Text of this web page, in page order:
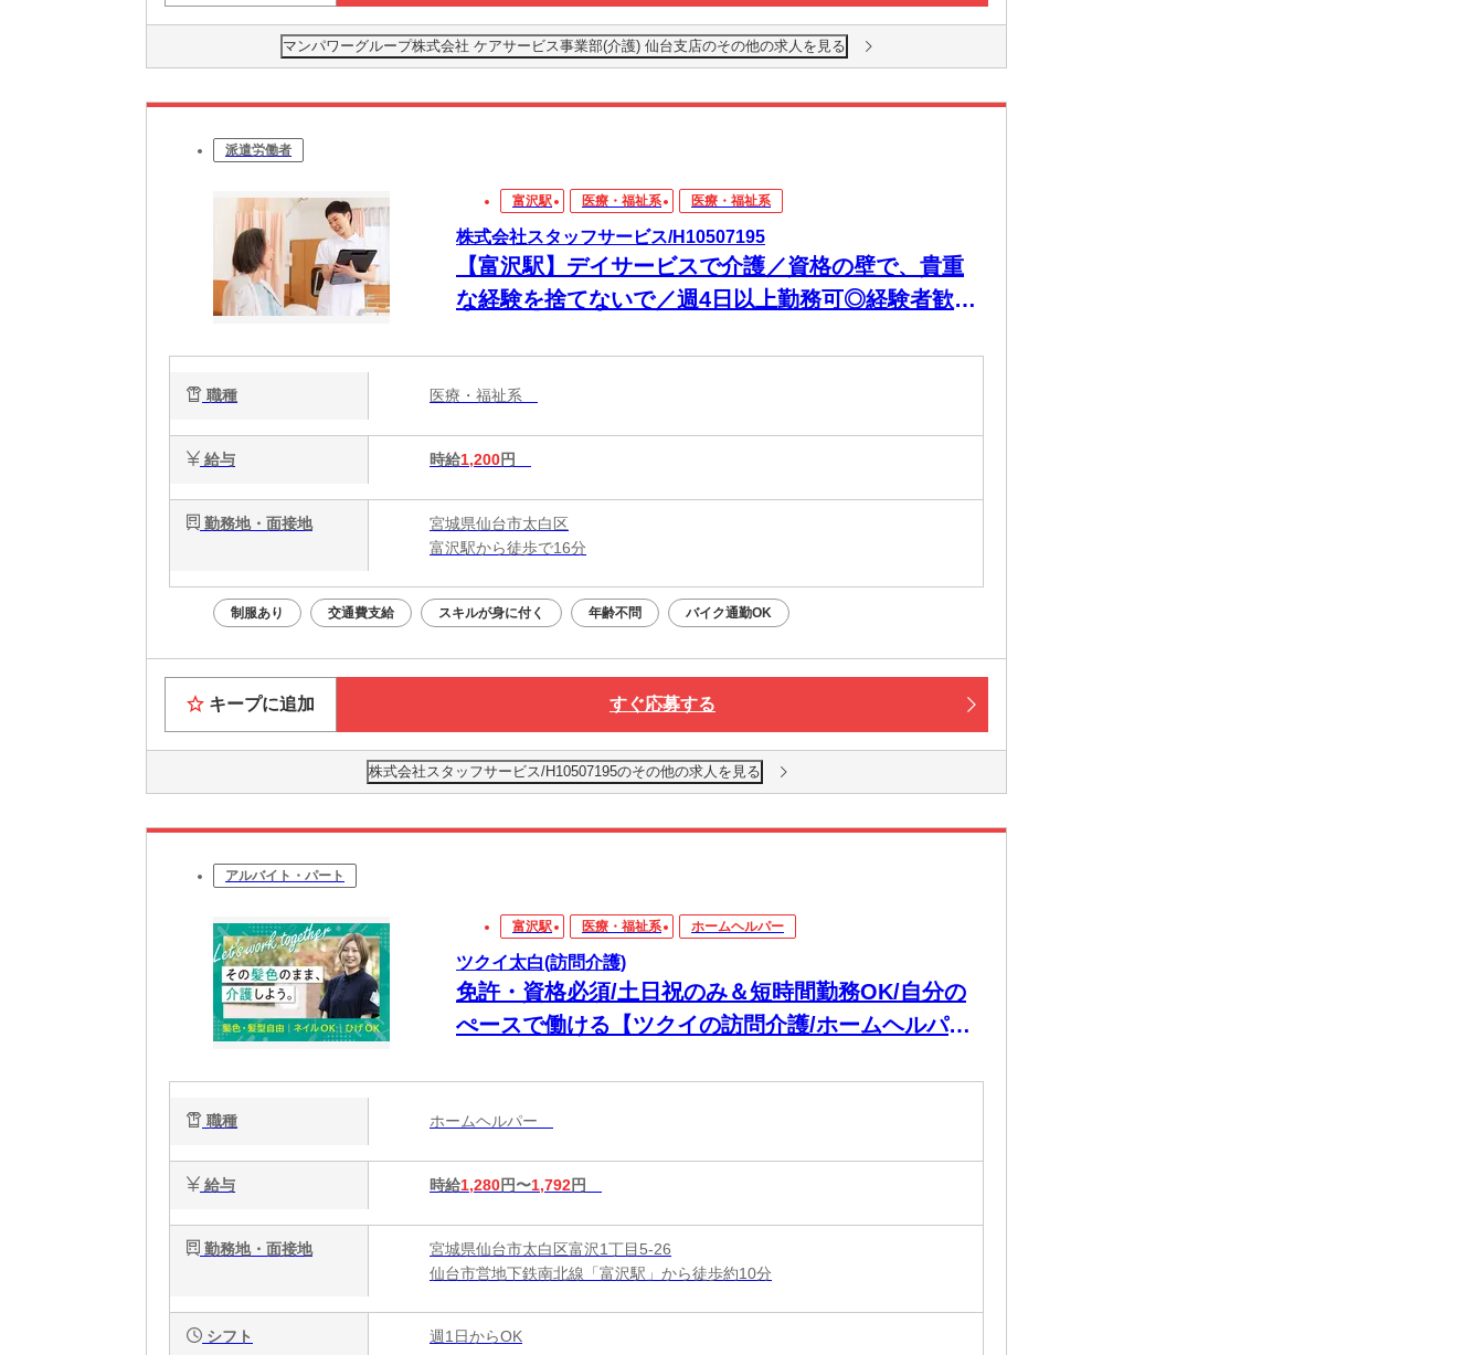
マンパワーグループ株式会社 ケアサービス事業部(介護) 仙台支店のその他の求人を見る
派遣労働者
富沢駅 医療・福祉系 医療・福祉系
株式会社スタッフサービス/H10507195
【富沢駅】デイサービスで介護／資格の壁で、貴重
な経験を捨てないで／週4日以上勤務可◎経験者歓迎
職種 医療・福祉系
給与 時給1,200円
勤務地・面接地
宮城県仙台市太白区
富沢駅から徒歩で16分
制服あり 交通費支給 スキルが身に付く 年齢不問 バイク通勤OK
キープに追加 すぐ応募する
株式会社スタッフサービス/H10507195のその他の求人を見る
アルバイト・パート
富沢駅 医療・福祉系 ホームヘルパー
ツクイ太白(訪問介護)
免許・資格必須/土日祝のみ＆短時間勤務OK/自分の
ぺースで働ける【ツクイの訪問介護/ホームヘルパー
職種 ホームヘルパー
給与 時給1,280円〜1,792円
勤務地・面接地
宮城県仙台市太白区富沢1丁目5-26
仙台市営地下鉄南北線「富沢駅」から徒歩約10分
シフト 週1日からOK